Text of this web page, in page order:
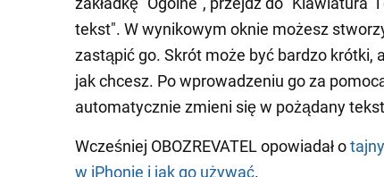
tekst". W wynikowym oknie możesz
zastąpić go. Skrót może być bardzo krótki,
jak chcesz. Po wprowadzeniu go za
automatycznie zmieni się w pożądany
Wcześniej OBOZREVATEL opowiadał o
w iPhonie i jak go używać.